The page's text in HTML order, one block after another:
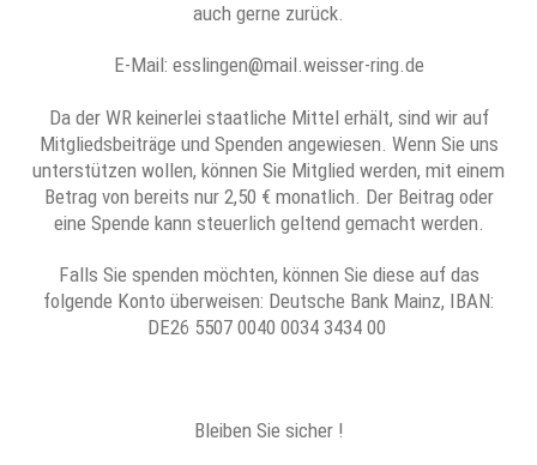
auch gerne zurück.
E-Mail: esslingen@mail.weisser-ring.de
Da der WR keinerlei staatliche Mittel erhält, sind wir auf
Mitgliedsbeiträge und Spenden angewiesen. Wenn Sie uns
unterstützen wollen, können Sie Mitglied werden, mit einem
Betrag von bereits nur 2,50 € monatlich. Der Beitrag oder
eine Spende kann steuerlich geltend gemacht werden.
Falls Sie spenden möchten, können Sie diese auf das
folgende Konto überweisen: Deutsche Bank Mainz, IBAN:
DE26 5507 0040 0034 3434 00
Bleiben Sie sicher !